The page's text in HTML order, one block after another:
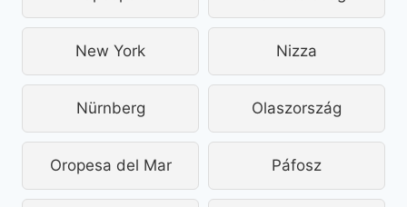
New York Nizza
Nürnberg Olaszország
Oropesa del Mar Páfosz